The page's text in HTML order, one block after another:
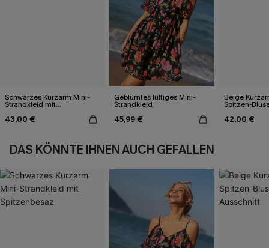
Schwarzes Kurzarm Mini-
Strandkleid mit
43,00 €
Geblümtes luftiges Mini-
Strandkleid
45,99 €
Beige
Spitzen-
42,00 €
DAS KÖNNTE IHNEN AUCH GEFALLEN